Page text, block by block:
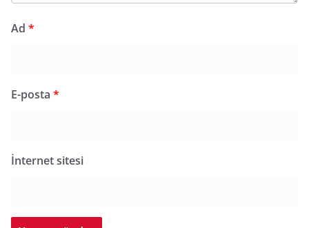
Ad *
E-posta *
İnternet sitesi